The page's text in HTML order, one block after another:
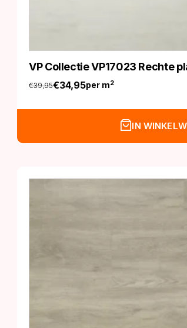
VP Collectie VP17023 Rechte
€39,95
Oorspronkelijke
€34,95
Huidige
per m2
IN